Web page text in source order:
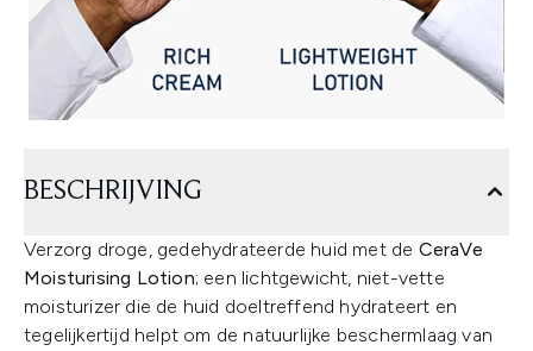
BESCHRIJVING
Verzorg droge, gedehydrateerde huid met de CeraVe
Moisturising Lotion; een lichtgewicht, niet-vette
moisturizer die de huid doeltreffend hydrateert en
tegelijkertijd helpt om de natuurlijke beschermlaag van